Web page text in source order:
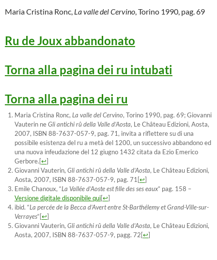
Maria Cristina Ronc, La valle del Cervino, Torino 1990, pag. 69
Ru de Joux abbandonato
Torna alla pagina dei ru intubati
Torna alla pagina dei ru
Maria Cristina Ronc, La valle del Cervino, Torino 1990, pag. 69; Giovanni
Vauterin neGli antichi rû della Valle d’Aosta, Le Château Edizioni, Aosta,
2007, ISBN 88-7637-057-9, pag. 71, invita a riflettere su di una
possibile esistenza del ru a metà del 1200, un successivo abbandono ed
una nuova infeudazione del 12 giugno 1432 citata da Ezio Emerico
Gerbore.[↩]
Giovanni Vauterin, Gli antichi rû della Valle d’Aosta, Le Château Edizioni,
Aosta, 2007, ISBN 88-7637-057-9, pag. 71[↩]
Emile Chanoux, “La Vallée d’Aoste est fille des ses eaux” pag. 158 –
Versione digitale disponibile qui[↩]
ibid. “La percée de la Becca d’Avert entre St-Barthélemy et Grand-Ville-sur-
Verrayes“[↩]
Giovanni Vauterin, Gli antichi rû della Valle d’Aosta, Le Château Edizioni,
Aosta, 2007, ISBN 88-7637-057-9, pagg. 72[↩]